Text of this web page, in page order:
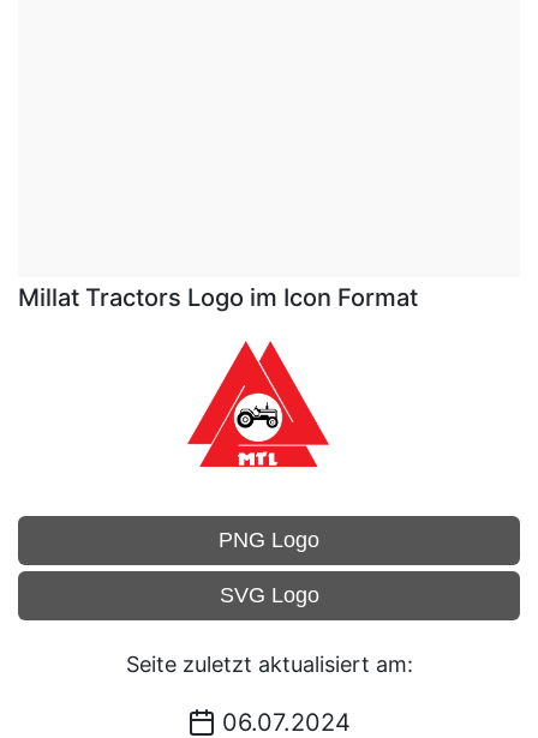
Millat Tractors Logo im Icon Format
PNG Logo
SVG Logo
Seite zuletzt aktualisiert am:
06.07.2024